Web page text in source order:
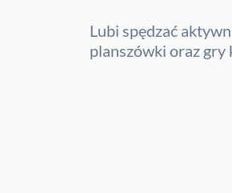
Lubi spędzać
planszówki oraz gry